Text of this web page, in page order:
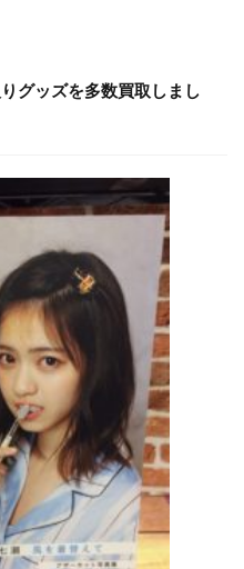
グッズを多数買取しまし